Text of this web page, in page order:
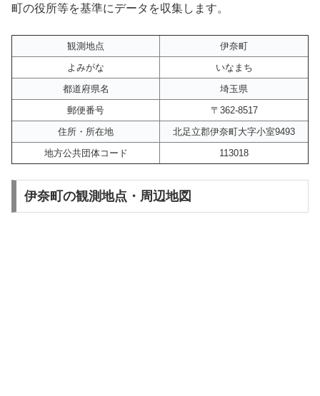
町の役所等を基準にデータを収集します。
観測地点
伊奈町
よみがな
いなまち
都道府県名
埼玉県
郵便番号
〒362-8517
住所・所在地
北足立郡伊奈町大字小室9493
地方公共団体コード
113018
伊奈町の観測地点・周辺地図